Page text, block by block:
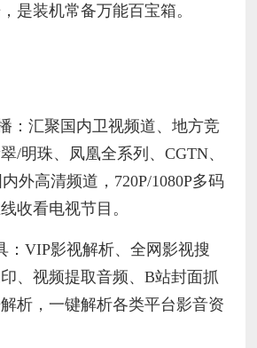
是装机常备万能百宝箱。
：汇聚国内卫视频道、地方竞
/明珠、凤凰全系列、CGTN、
外高清频道，720P/1080P多码
收看电视节目。
：VIP影视解析、全网影视搜
、视频提取音频、B站封面抓
析，一键解析各类平台影音资